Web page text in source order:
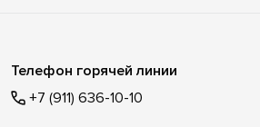
Телефон горячей линии
+7 (911) 636-10-10